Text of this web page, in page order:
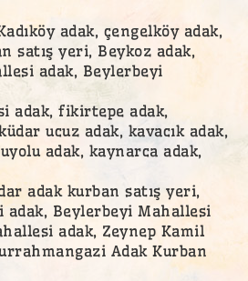
adak, çengelköy adak,
satış yeri, Beykoz adak,
adak, Beylerbeyi
adak, fikirtepe adak,
ucuz adak, kavacık adak,
adak, kaynarca adak,
adak kurban satış yeri,
adak, Beylerbeyi Mahallesi
adak, Zeynep Kamil
Adak Kurban